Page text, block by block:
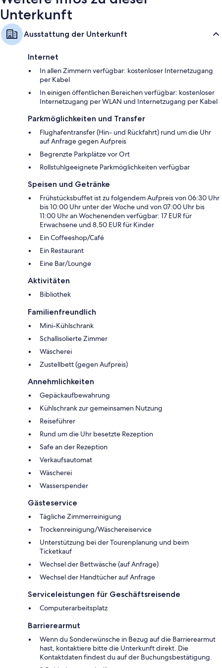
Unterkunft
Ausstattung der Unterkunft
Internet
In allen Zimmern verfügbar: kostenloser Internetzugang
per Kabel
In einigen öffentlichen Bereichen verfügbar: kostenloser
Internetzugang per WLAN und Internetzugang per Kabel
Parkmöglichkeiten und Transfer
Flughafentransfer (Hin- und Rückfahrt) rund um die Uhr
auf Anfrage gegen Aufpreis
Begrenzte Parkplätze vor Ort
Rollstuhlgeeignete Parkmöglichkeiten verfügbar
Speisen und Getränke
Frühstücksbuffet ist zu folgendem Aufpreis von 06:30 Uhr
bis 10:00 Uhr unter der Woche und von 07:00 Uhr bis
11:00 Uhr an Wochenenden verfügbar: 17 EUR für
Erwachsene und 8,50 EUR für Kinder
Ein Coffeeshop/Café
Ein Restaurant
Eine Bar/Lounge
Aktivitäten
Bibliothek
Familienfreundlich
Mini-Kühlschrank
Schallisolierte Zimmer
Wäscherei
Zustellbett (gegen Aufpreis)
Annehmlichkeiten
Gepäckaufbewahrung
Kühlschrank zur gemeinsamen Nutzung
Reiseführer
Rund um die Uhr besetzte Rezeption
Safe an der Rezeption
Verkaufsautomat
Wäscherei
Wasserspender
Gästeservice
Tägliche Zimmerreinigung
Trockenreinigung/Wäschereiservice
Unterstützung bei der Tourenplanung und beim
Ticketkauf
Wechsel der Bettwäsche (auf Anfrage)
Wechsel der Handtücher auf Anfrage
Serviceleistungen für Geschäftsreisende
Computerarbeitsplatz
Barrierearmut
Wenn du Sonderwünsche in Bezug auf die Barrierearmut
hast, kontaktiere bitte die Unterkunft direkt. Die
Kontaktdaten findest du auf der Buchungsbestätigung.